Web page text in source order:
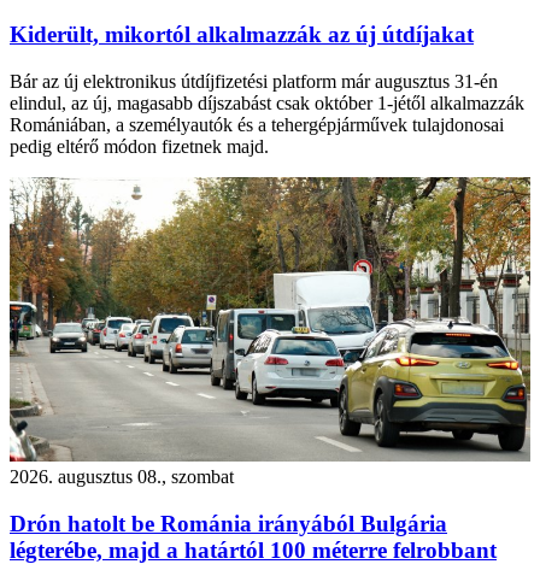
Kiderült, mikortól alkalmazzák az új útdíjakat
Bár az új elektronikus útdíjfizetési platform már augusztus 31-én
elindul, az új, magasabb díjszabást csak október 1-jétől alkalmazzák
Romániában, a személyautók és a tehergépjárművek tulajdonosai
pedig eltérő módon fizetnek majd.
2026. augusztus 08., szombat
Drón hatolt be Románia irányából Bulgária
légterébe, majd a határtól 100 méterre felrobbant